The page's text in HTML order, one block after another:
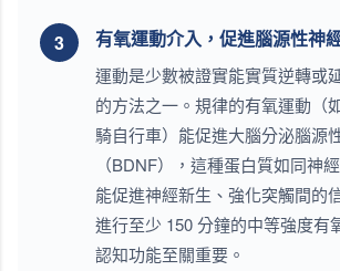
3 有氧運動介入，促進腦源性神
運動是少數被證實能實質逆轉或
的方法之一。規律的有氧運動（
騎自行車）能促進大腦分泌腦源
（BDNF），這種蛋白質如同神
能促進神經新生、強化突觸間的
進行至少 150 分鐘的中等強度有
認知功能至關重要。